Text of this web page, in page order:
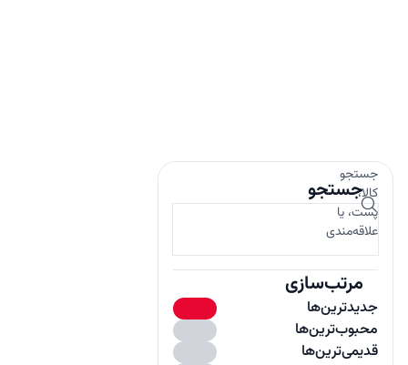
جستجو
جستجو
کالا،
پست، یا
علاقه‌مندی
مرتب‌سازی
جدیدترین‌ها
محبوب‌ترین‌ها
قدیمی‌ترین‌ها